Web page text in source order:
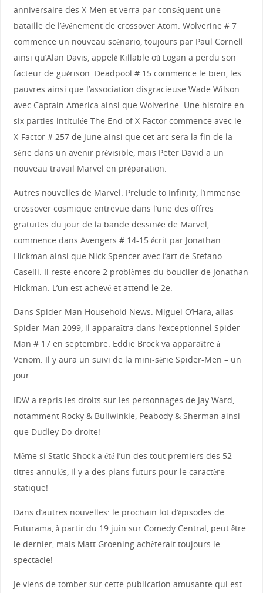
anniversaire des X-Men et verra par conséquent une
bataille de l’événement de crossover Atom. Wolverine # 7
commence un nouveau scénario, toujours par Paul Cornell
ainsi qu’Alan Davis, appelé Killable où Logan a perdu son
facteur de guérison. Deadpool # 15 commence le bien, les
pauvres ainsi que l’association disgracieuse Wade Wilson
avec Captain America ainsi que Wolverine. Une histoire en
six parties intitulée The End of X-Factor commence avec le
X-Factor # 257 de June ainsi que cet arc sera la fin de la
série dans un avenir prévisible, mais Peter David a un
nouveau travail Marvel en préparation.
Autres nouvelles de Marvel: Prelude to Infinity, l’immense
crossover cosmique entrevue dans l’une des offres
gratuites du jour de la bande dessinée de Marvel,
commence dans Avengers # 14-15 écrit par Jonathan
Hickman ainsi que Nick Spencer avec l’art de Stefano
Caselli. Il reste encore 2 problèmes du bouclier de Jonathan
Hickman. L’un est achevé et attend le 2e.
Dans Spider-Man Household News: Miguel O’Hara, alias
Spider-Man 2099, il apparaîtra dans l’exceptionnel Spider-
Man # 17 en septembre. Eddie Brock va apparaître à
Venom. Il y aura un suivi de la mini-série Spider-Men – un
jour.
IDW a repris les droits sur les personnages de Jay Ward,
notamment Rocky & Bullwinkle, Peabody & Sherman ainsi
que Dudley Do-droite!
Même si Static Shock a été l’un des tout premiers des 52
titres annulés, il y a des plans futurs pour le caractère
statique!
Dans d’autres nouvelles: le prochain lot d’épisodes de
Futurama, à partir du 19 juin sur Comedy Central, peut être
le dernier, mais Matt Groening achèterait toujours le
spectacle!
Je viens de tomber sur cette publication amusante qui est